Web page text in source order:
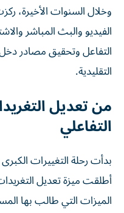
وخلال السنوات الأخيرة،
الفيديو والبث المباشر
التفاعل وتحقيق مصادر
التقليدية.
من تعديل
التفاعلي
الميزات التي طالب بها